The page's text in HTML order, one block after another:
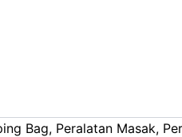
Bag, Peralatan Masak,